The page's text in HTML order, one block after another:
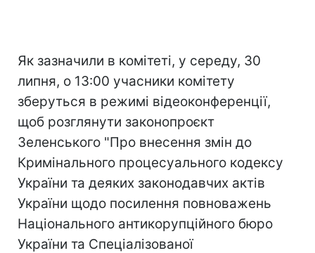
Як зазначили в комітеті, у середу, 30
липня, о 13:00 учасники комітету
зберуться в режимі відеоконференції,
щоб розглянути законопроєкт
Зеленського "Про внесення змін до
Кримінального процесуального кодексу
України та деяких законодавчих актів
України щодо посилення повноважень
Національного антикорупційного бюро
України та Спеціалізованої